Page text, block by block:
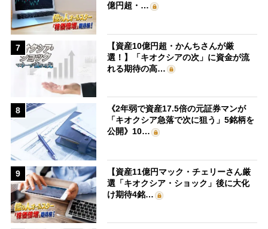
億円超・…
7
【資産10億円超・かんちさんが厳
選！】「キオクシアの次」に資金が流
れる期待の高…
8
《2年弱で資産17.5倍の元証券マンが
「キオクシア急落で次に狙う」5銘柄を
公開》10…
9
【資産11億円マック・チェリーさん厳
選「キオクシア・ショック」後に大化
け期待4銘…